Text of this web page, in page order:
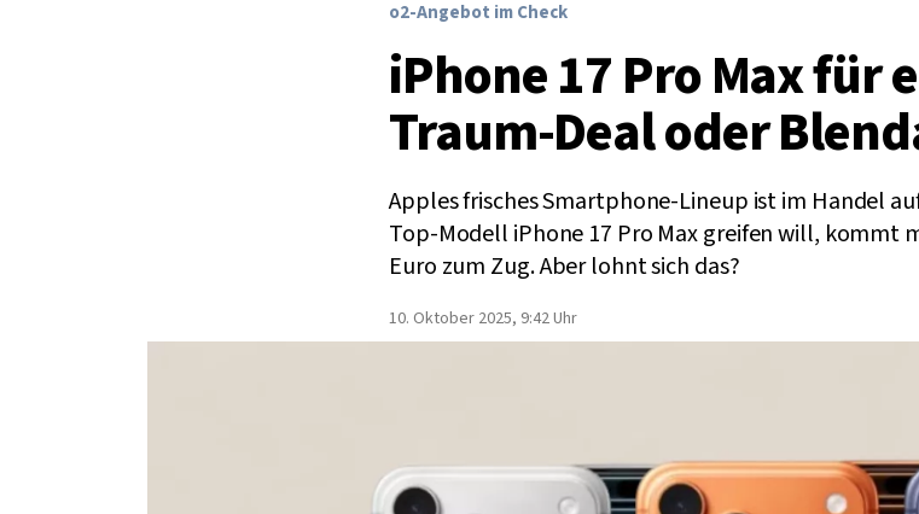
o2-Angebot im Check
iPhone 17 Pro Max für
Traum-Deal oder
Apples frisches Smartphone-Lineup ist im Handel
Top-Modell iPhone 17 Pro Max greifen will, kommt
Euro zum Zug. Aber lohnt sich das?
10. Oktober 2025, 9:42 Uhr